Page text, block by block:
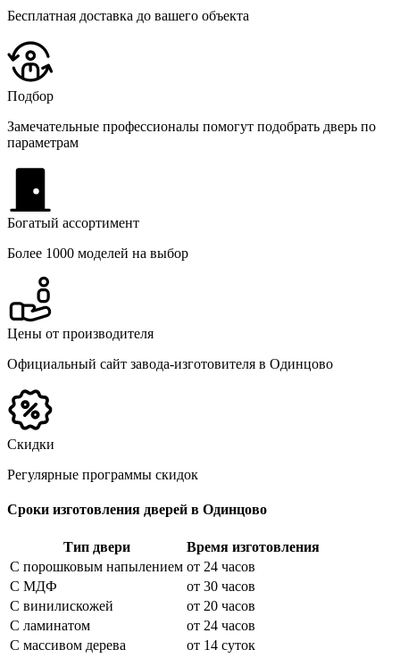
Бесплатная доставка до вашего объекта
Подбор
Замечательные профессионалы помогут подобрать дверь по
параметрам
Богатый ассортимент
Более 1000 моделей на выбор
Цены от производителя
Официальный сайт завода-изготовителя в Одинцово
Скидки
Регулярные программы скидок
Сроки изготовления дверей в Одинцово
Тип двери
Время изготовления
С порошковым напылением от 24 часов
С МДФ
от 30 часов
С винилискожей
от 20 часов
С ламинатом
от 24 часов
С массивом дерева
от 14 суток